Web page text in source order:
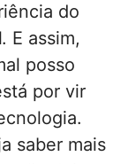
do
. E assim,
posso
por vir
saber mais